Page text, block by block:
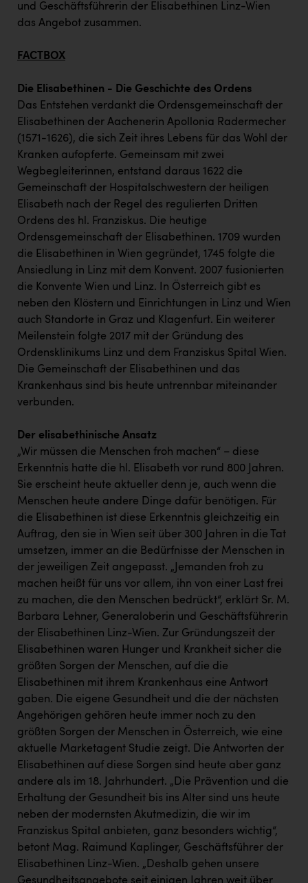
und Geschäftsführerin der Elisabethinen Linz-Wien
das Angebot zusammen.
FACTBOX
Die Elisabethinen - Die Geschichte des Ordens
Das Entstehen verdankt die Ordensgemeinschaft der
Elisabethinen der Aachenerin Apollonia Radermecher
(1571-1626), die sich Zeit ihres Lebens für das Wohl der
Kranken aufopferte. Gemeinsam mit zwei
Wegbegleiterinnen, entstand daraus 1622 die
Gemeinschaft der Hospitalschwestern der heiligen
Elisabeth nach der Regel des regulierten Dritten
Ordens des hl. Franziskus. Die heutige
Ordensgemeinschaft der Elisabethinen. 1709 wurden
die Elisabethinen in Wien gegründet, 1745 folgte die
Ansiedlung in Linz mit dem Konvent. 2007 fusionierten
die Konvente Wien und Linz. In Österreich gibt es
neben den Klöstern und Einrichtungen in Linz und Wien
auch Standorte in Graz und Klagenfurt. Ein weiterer
Meilenstein folgte 2017 mit der Gründung des
Ordensklinikums Linz und dem Franziskus Spital Wien.
Die Gemeinschaft der Elisabethinen und das
Krankenhaus sind bis heute untrennbar miteinander
verbunden.
Der elisabethinische Ansatz
„Wir müssen die Menschen froh machen“ – diese
Erkenntnis hatte die hl. Elisabeth vor rund 800 Jahren.
Sie erscheint heute aktueller denn je, auch wenn die
Menschen heute andere Dinge dafür benötigen. Für
die Elisabethinen ist diese Erkenntnis gleichzeitig ein
Auftrag, den sie in Wien seit über 300 Jahren in die Tat
umsetzen, immer an die Bedürfnisse der Menschen in
der jeweiligen Zeit angepasst. „Jemanden froh zu
machen heißt für uns vor allem, ihn von einer Last frei
zu machen, die den Menschen bedrückt“, erklärt Sr. M.
Barbara Lehner, Generaloberin und Geschäftsführerin
der Elisabethinen Linz-Wien. Zur Gründungszeit der
Elisabethinen waren Hunger und Krankheit sicher die
größten Sorgen der Menschen, auf die die
Elisabethinen mit ihrem Krankenhaus eine Antwort
gaben. Die eigene Gesundheit und die der nächsten
Angehörigen gehören heute immer noch zu den
größten Sorgen der Menschen in Österreich, wie eine
aktuelle Marketagent Studie zeigt. Die Antworten der
Elisabethinen auf diese Sorgen sind heute aber ganz
andere als im 18. Jahrhundert. „Die Prävention und die
Erhaltung der Gesundheit bis ins Alter sind uns heute
neben der modernsten Akutmedizin, die wir im
Franziskus Spital anbieten, ganz besonders wichtig“,
betont Mag. Raimund Kaplinger, Geschäftsführer der
Elisabethinen Linz-Wien. „Deshalb gehen unsere
Gesundheitsangebote seit einigen Jahren weit über